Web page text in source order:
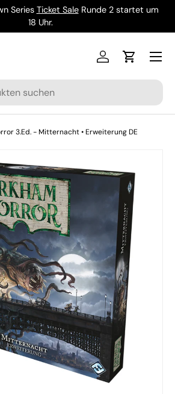
Series Ticket SaleRunde 2 startet um
18 Uhr.
Einloggen
Menü
3.Ed. - Mitternacht • Erweiterung DE